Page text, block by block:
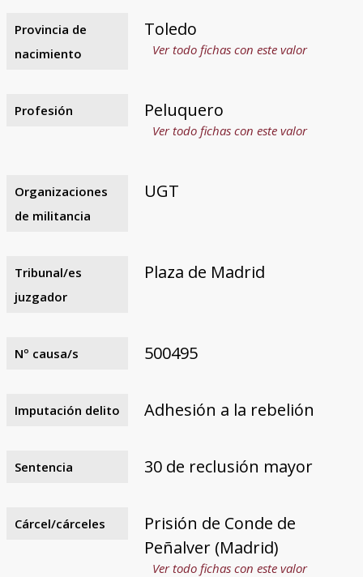
Provincia de
nacimiento
Toledo
Ver todo fichas con este valor
Profesión Peluquero
Ver todo fichas con este valor
Organizaciones
de militancia
UGT
Tribunal/es
juzgador
Plaza de Madrid
Nº causa/s 500495
Imputación delito Adhesión a la rebelión
Sentencia 30 de reclusión mayor
Cárcel/cárceles
Prisión de Conde de
Peñalver (Madrid)
Ver todo fichas con este valor